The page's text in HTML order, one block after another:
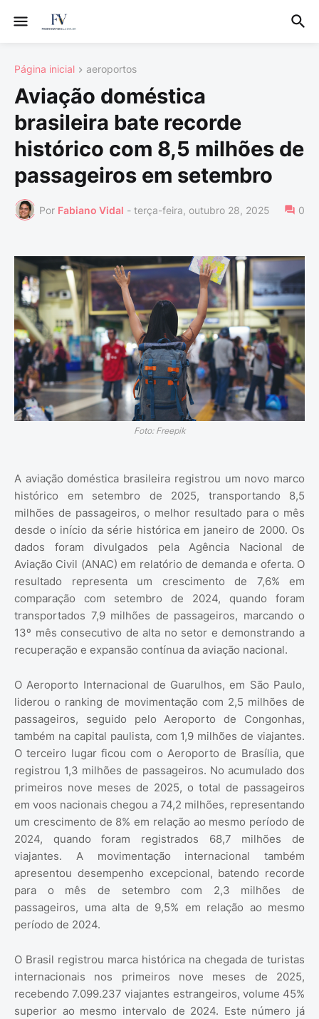
Página inicial aeroportos
Aviação doméstica
brasileira bate recorde
histórico com 8,5 milhões de
passageiros em setembro
Por Fabiano Vidal - terça-feira, outubro 28, 2025 0
Foto: Freepik
A aviação doméstica brasileira registrou um novo marco
histórico em setembro de 2025, transportando 8,5
milhões de passageiros, o melhor resultado para o mês
desde o início da série histórica em janeiro de 2000. Os
dados foram divulgados pela Agência Nacional de
Aviação Civil (ANAC) em relatório de demanda e oferta. O
resultado representa um crescimento de 7,6% em
comparação com setembro de 2024, quando foram
transportados 7,9 milhões de passageiros, marcando o
13º mês consecutivo de alta no setor e demonstrando a
recuperação e expansão contínua da aviação nacional.
O Aeroporto Internacional de Guarulhos, em São Paulo,
liderou o ranking de movimentação com 2,5 milhões de
passageiros, seguido pelo Aeroporto de Congonhas,
também na capital paulista, com 1,9 milhões de viajantes.
O terceiro lugar ficou com o Aeroporto de Brasília, que
registrou 1,3 milhões de passageiros. No acumulado dos
primeiros nove meses de 2025, o total de passageiros
em voos nacionais chegou a 74,2 milhões, representando
um crescimento de 8% em relação ao mesmo período de
2024, quando foram registrados 68,7 milhões de
viajantes. A movimentação internacional também
apresentou desempenho excepcional, batendo recorde
para o mês de setembro com 2,3 milhões de
passageiros, uma alta de 9,5% em relação ao mesmo
período de 2024.
O Brasil registrou marca histórica na chegada de turistas
internacionais nos primeiros nove meses de 2025,
recebendo 7.099.237 viajantes estrangeiros, volume 45%
superior ao mesmo intervalo de 2024. Este número já